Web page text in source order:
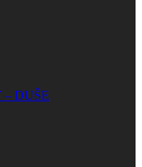
DUŠE